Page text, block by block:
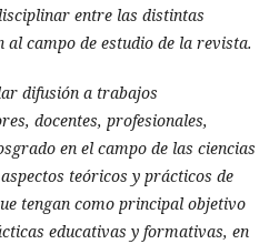
entre las distintas
al campo de estudio de la revista.
difusión a trabajos
docentes, profesionales,
en el campo de las ciencias
teóricos y prácticos de
tengan como principal objetivo
educativas y formativas, en